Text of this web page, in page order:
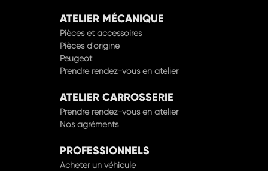
ATELIER MÉCANIQUE
Pièces et accessoires
Pièces d'origine
Peugeot
Prendre rendez-vous en atelier
ATELIER CARROSSERIE
Prendre rendez-vous en atelier
Nos agréments
PROFESSIONNELS
Acheter un véhicule